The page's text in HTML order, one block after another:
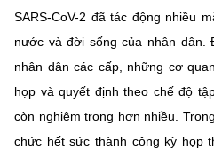
SARS-CoV-2 đã tác động nhiều
nước và đời sống của nhân dân.
nhân dân các cấp, những cơ
họp và quyết định theo chế độ
còn nghiêm trọng hơn nhiều.
chức hết sức thành công kỳ họp